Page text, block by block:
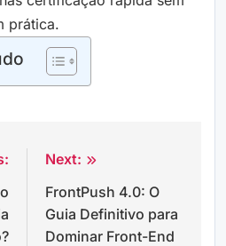
prática.
Next:
FrontPush 4.0: O
Guia Definitivo para
Dominar Front-End